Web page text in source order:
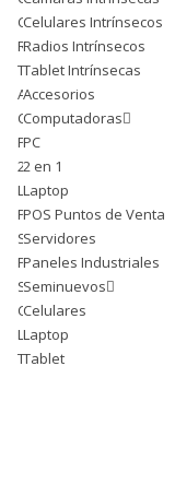
Celulares Intrínsecos
Radios Intrínsecos
Tablet Intrínsecas
Accesorios
Computadoras
PC
2 en 1
Laptop
POS Puntos de Venta
Servidores
Paneles Industriales
Seminuevos
Celulares
Laptop
Tablet
Celulares Intrínsecos
Radios Intrínsecos
Tablet Intrínsecas
Accesorios
Computadoras
PC
2 en 1
Laptop
POS Puntos de Venta
Servidores
Paneles Industriales
Seminuevos
Celulares
Laptop
Tablet
Showing the single result